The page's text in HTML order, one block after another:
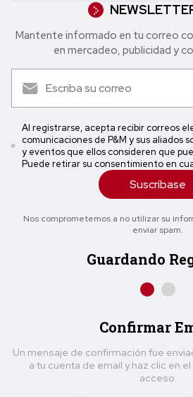
Mantente informado en tu correo
en mercadeo, publicidad y
Al registrarse, acepta recibir correos
comunicaciones de P&M y sus aliados
y eventos que ellos consideren que
Puede retirar su consentimiento en
Suscríbase
Nos comprometemos a no utilizar su
enviar spam.
Guardando
Confirmar
Un mensaje de confirmación fue
a tu cuenta de email y haz clic en
acceso.